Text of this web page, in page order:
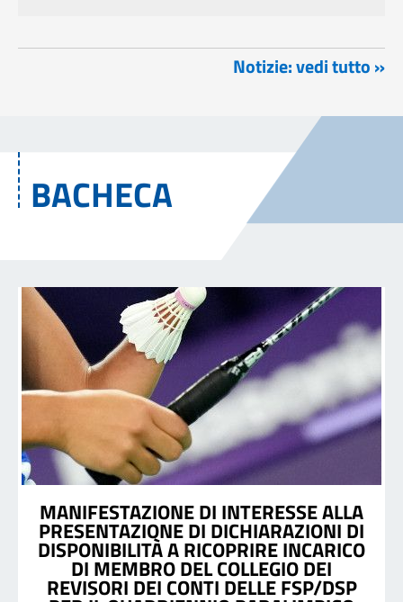
Notizie: vedi tutto »
BACHECA
MANIFESTAZIONE DI INTERESSE ALLA
PRESENTAZIONE DI DICHIARAZIONI DI
DISPONIBILITÀ A RICOPRIRE INCARICO
DI MEMBRO DEL COLLEGIO DEI
REVISORI DEI CONTI DELLE FSP/DSP